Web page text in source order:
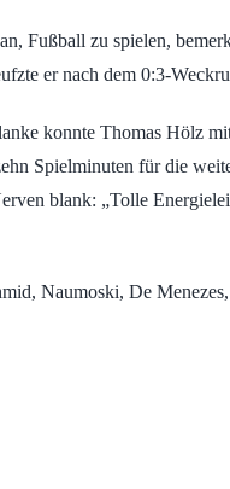
Fußball zu spielen,
er nach dem 0:3-
konnte Thomas Hölz
Spielminuten für die
blank: „Tolle
Naumoski, De